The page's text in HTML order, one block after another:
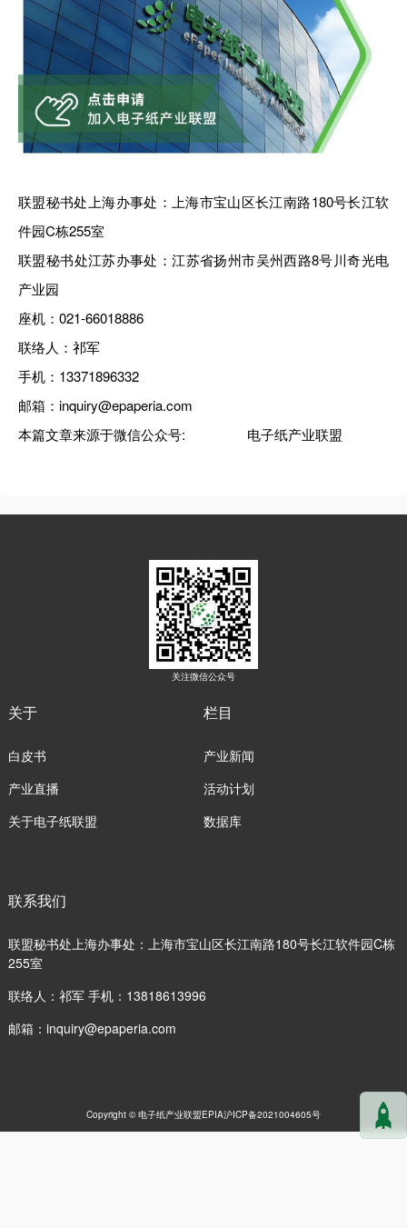
联盟秘书处上海办事处：上海市宝山区长江南路180号长江软
件园C栋255室
联盟秘书处江苏办事处：江苏省扬州市吴州西路8号川奇光电
产业园
座机：021-66018886
联络人：祁军
手机：13371896332
邮箱：inquiry@epaperia.com
本篇文章来源于微信公众号: 电子纸产业联盟
关注微信公众号
关于
白皮书
产业直播
关于电子纸联盟
栏目
产业新闻
活动计划
数据库
联系我们
联盟秘书处上海办事处：上海市宝山区长江南路180号长江软件园C栋
255室
联络人：祁军 手机：13818613996
邮箱： inquiry@epaperia.com
Copyright © 电子纸产业联盟EPIA沪ICP备2021004605号